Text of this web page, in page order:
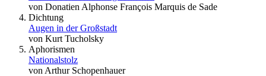
von Donatien Alphonse François Marquis de Sade
Dichtung
Augen in der Großstadt
von Kurt Tucholsky
Aphorismen
Nationalstolz
von Arthur Schopenhauer